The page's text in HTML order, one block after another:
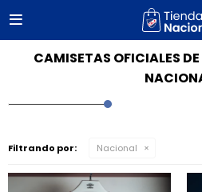

CAMISETAS OFICIALES
Filtrando por: Nacional
close